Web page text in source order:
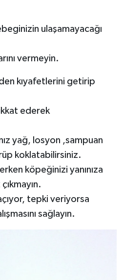
ulaşamayacağı
vermeyin.
kıyafetlerini getirip
ederek
yağ, losyon ,sampuan
koklatabilirsiniz.
köpeğinizi yanınıza
tepki veriyorsa
sağlayın.